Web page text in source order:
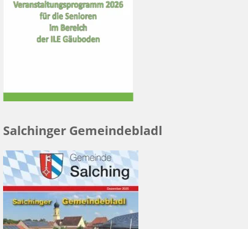
Salchinger Gemeindebladl